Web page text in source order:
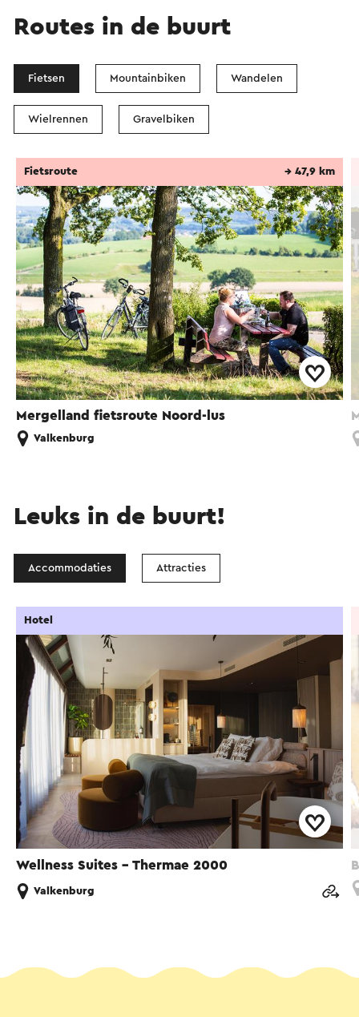
Routes in de buurt
Fietsen Mountainbiken Wandelen
Wielrennen Gravelbiken
Mergelland fietsroute Noord-lus
Fietsroute → 47,9 km
Valkenburg
Leuks in de buurt!
Accommodaties Attracties
Wellness Suites - Thermae 2000
Hotel
Valkenburg